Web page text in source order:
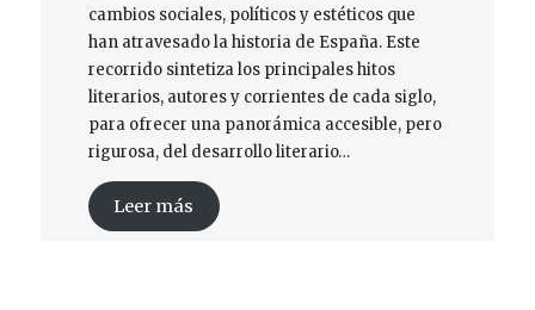
cambios sociales, políticos y estéticos que
han atravesado la historia de España. Este
recorrido sintetiza los principales hitos
literarios, autores y corrientes de cada siglo,
para ofrecer una panorámica accesible, pero
rigurosa, del desarrollo literario…
Leer más